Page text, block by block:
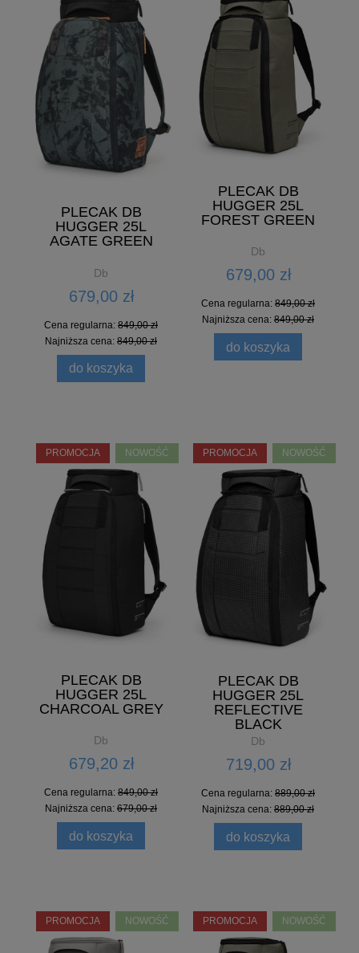
PLECAK DB
HUGGER 25L
AGATE GREEN
Db
679,00 zł
Cena regularna: 849,00 zł
Najniższa cena: 849,00 zł
do koszyka
PLECAK DB
HUGGER 25L
FOREST GREEN
Db
679,00 zł
Cena regularna: 849,00 zł
Najniższa cena: 849,00 zł
do koszyka
PLECAK DB
HUGGER 25L
CHARCOAL GREY
Db
679,20 zł
Cena regularna: 849,00 zł
Najniższa cena: 679,00 zł
do koszyka
PROMOCJA NOWOŚĆ
PLECAK DB
HUGGER 25L
REFLECTIVE
BLACK
Db
719,00 zł
Cena regularna: 889,00 zł
Najniższa cena: 889,00 zł
do koszyka
PROMOCJA NOWOŚĆ
PROMOCJA NOWOŚĆ PROMOCJA NOWOŚĆ